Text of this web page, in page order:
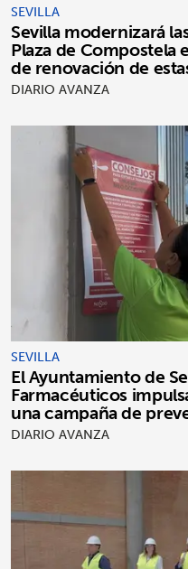
SEVILLA
Sevilla modernizará
Plaza de Compostela
de renovación de
la ciudad
DIARIO AVANZA
SEVILLA
El Ayuntamiento de
Farmacéuticos
una campaña de
Nilo occidental
DIARIO AVANZA